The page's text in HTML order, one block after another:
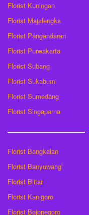
Florist Kuningan
Florist Majalengka
Florist Pangandaran
Florist Purwakarta
Florist Subang
Florist Sukabumi
Florist Sumedang
Florist Singaparna
Florist Bangkalan
Florist Banyuwangi
Florist Blitar
Florist Kanigoro
Florist Bojonegoro